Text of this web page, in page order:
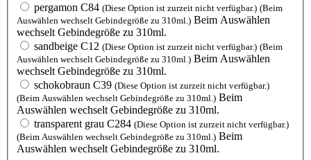
pergamon C84 (Diese Option ist zurzeit nicht verfügbar.) (Beim
Auswählen wechselt Gebindegröße zu 310ml.) Beim Auswählen
wechselt Gebindegröße zu 310ml.
sandbeige C12 (Diese Option ist zurzeit nicht verfügbar.) (Beim
Auswählen wechselt Gebindegröße zu 310ml.) Beim Auswählen
wechselt Gebindegröße zu 310ml.
schokobraun C39 (Diese Option ist zurzeit nicht verfügbar.)
(Beim Auswählen wechselt Gebindegröße zu 310ml.) Beim
Auswählen wechselt Gebindegröße zu 310ml.
transparent grau C284 (Diese Option ist zurzeit nicht verfügbar.)
(Beim Auswählen wechselt Gebindegröße zu 310ml.) Beim
Auswählen wechselt Gebindegröße zu 310ml.